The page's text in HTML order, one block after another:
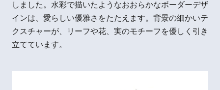
しました。水彩で描いたようなおおらかなボーダーデザ
インは、愛らしい優雅さをたたえます。背景の細かいテ
クスチャーが、リーフや花、実のモチーフを優しく引き
立てています。